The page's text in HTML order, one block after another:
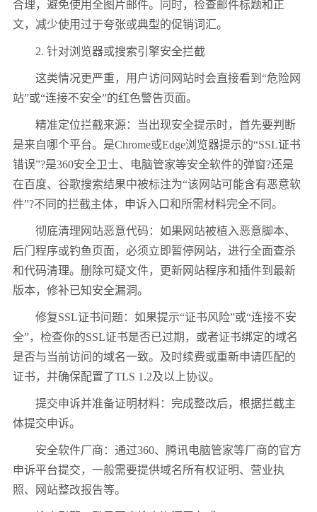
合理，避免使用全图片邮件。同时，检查邮件标题和正
文，减少使用过于夸张或典型的促销词汇。
2. 针对浏览器或搜索引擎安全拦截
这类情况更严重，用户访问网站时会直接看到“危险网
站”或“连接不安全”的红色警告页面。
精准定位拦截来源：当出现安全提示时，首先要判断
是来自哪个平台。是Chrome或Edge浏览器提示的“SSL证书
错误”?是360安全卫士、电脑管家等安全软件的弹窗?还是
在百度、谷歌搜索结果中被标注为“该网站可能含有恶意软
件”?不同的拦截主体，申诉入口和所需材料完全不同。
彻底清理网站恶意代码：如果网站被植入恶意脚本、
后门程序或钓鱼页面，必须立即暂停网站，进行全面查杀
和代码清理。删除可疑文件，更新网站程序和插件到最新
版本，修补已知安全漏洞。
修复SSL证书问题：如果提示“证书风险”或“连接不安
全”，检查你的SSL证书是否已过期，或者证书绑定的域名
是否与当前访问的域名一致。及时续费或重新申请匹配的
证书，并确保配置了TLS 1.2及以上协议。
提交申诉并准备证明材料：完成整改后，根据拦截主
体提交申诉。
安全软件厂商：通过360、腾讯电脑管家等厂商的官方
申诉平台提交，一般需要提供域名所有权证明、营业执
照、网站整改报告等。